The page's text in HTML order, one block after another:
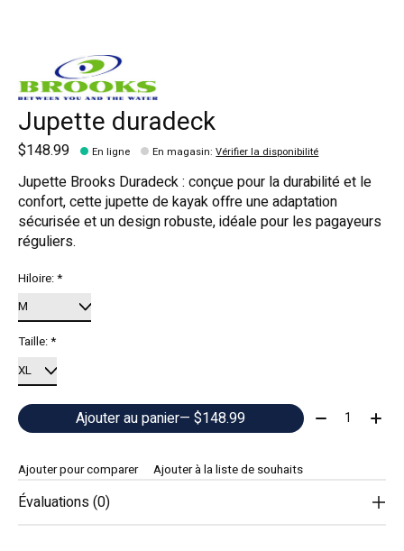
Jupette duradeck
$148.99 En ligne En magasin:Vérifier la disponibilité
Jupette Brooks Duradeck : conçue pour la durabilité et le
confort, cette jupette de kayak offre une adaptation
sécurisée et un design robuste, idéale pour les pagayeurs
réguliers.
Hiloire:*
Taille:*
Ajouter au panier — $148.99 Quantité:
Ajouter pour comparer Ajouter à la liste de souhaits
Évaluations (0)